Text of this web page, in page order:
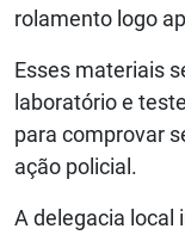
rolamento logo
Esses materiais
laboratório e
para comprovar
ação policial.
A delegacia local